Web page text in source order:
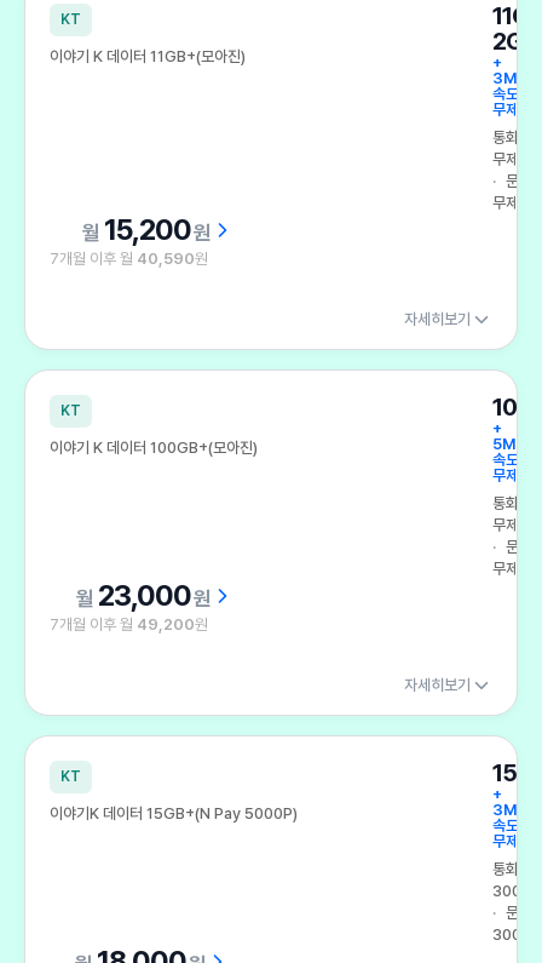
KT
이야기 K 데이터 11GB+(모아진)
2GB
+
속도
무제한
통화
무제한
문자
무제한
15,200원
7개월 이후 월 40,590원
자세히보기
KT
이야기 K 데이터 100GB+(모아진)
+
속도
무제한
통화
무제한
문자
무제한
23,000원
7개월 이후 월 49,200원
자세히보기
KT
이야기K 데이터 15GB+(N Pay 5000P)
+
속도
무제한
통화
300분
문자
300건